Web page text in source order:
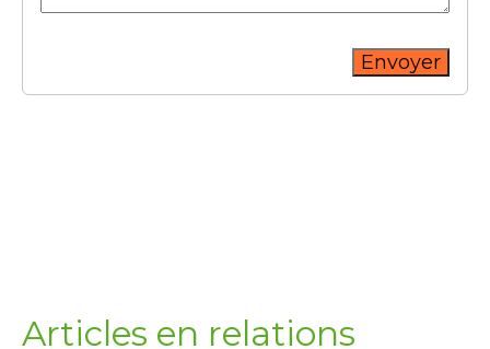
Envoyer
Articles en relations